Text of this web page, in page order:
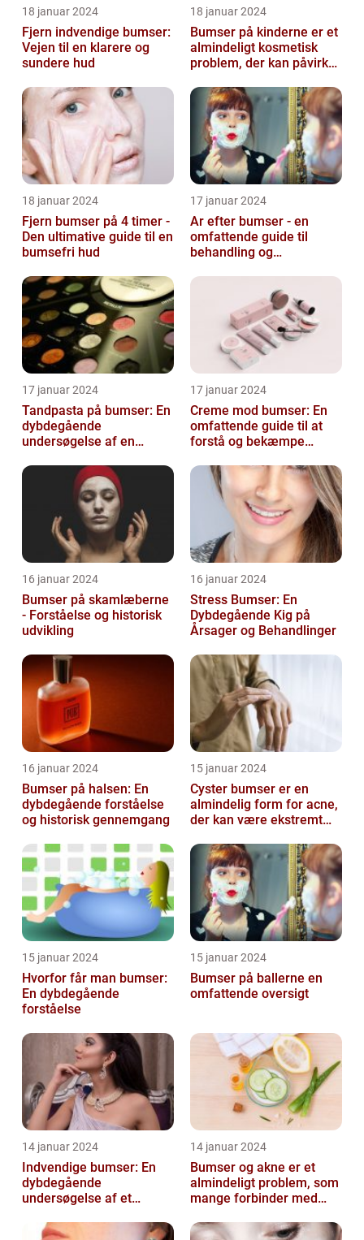
18 januar 2024
Fjern indvendige bumser:
Vejen til en klarere og
sundere hud
18 januar 2024
Bumser på kinderne er et
almindeligt kosmetisk
problem, der kan påvirke
18 januar 2024
Fjern bumser på 4 timer -
Den ultimative guide til en
bumsefri hud
17 januar 2024
Ar efter bumser - en
omfattende guide til
behandling og
17 januar 2024
Tandpasta på bumser: En
dybdegående
undersøgelse af en
skønhedsanbefaling
17 januar 2024
Creme mod bumser: En
omfattende guide til at
forstå og bekæmpe
16 januar 2024
Bumser på skamlæberne
- Forståelse og historisk
udvikling
16 januar 2024
Stress Bumser: En
Dybdegående Kig på
Årsager og Behandlinger
16 januar 2024
Bumser på halsen: En
dybdegående forståelse
og historisk gennemgang
15 januar 2024
Cyster bumser er en
almindelig form for acne,
der kan være ekstremt
belastende for d...
15 januar 2024
Hvorfor får man bumser:
En dybdegående
forståelse
15 januar 2024
Bumser på ballerne en
omfattende oversigt
14 januar 2024
Indvendige bumser: En
dybdegående
undersøgelse af et
14 januar 2024
Bumser og akne er et
almindeligt problem, som
mange forbinder med